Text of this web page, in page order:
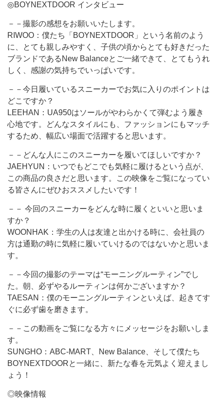
◎BOYNEXTDOOR インタビュー
－－撮影の感想をお願いいたします。
RIWOO：僕たち「BOYNEXTDOOR」という名前のよう
に、とても親しみやすく、子供の頃からとても好きだった
ブランドであるNew Balanceとご一緒できて、とてもうれ
しく、感謝の気持ちでいっぱいです。
－－今日履いているスニーカーでお気に入りのポイントは
どこですか？
LEEHAN：UA950はソールがやわらかくて弾むよう履き
心地です。どんなスタイルにも、ファッションにもマッチ
するため、幅広い場面で活躍すると思います。
－－どんな人にこのスニーカーを履いてほしいですか？
JAEHYUN：いつでもどこでも気軽に履けるという点が、
この商品の良さだと思います。この映像をご覧になってい
る皆さんにぜひおススメしたいです！
－－ 今回のスニーカーをどんな時に履くといいと思いま
すか？
WOONHAK：学生の人は友達と出かける時に、会社員の
方は通勤の時に気軽に履いていけるのではないかと思いま
す。
－－今回の撮影のテーマは“モーニングルーティン”でし
た。朝、必ずやるルーティンは何かございますか？
TAESAN：僕のモーニングルーティンといえば、起きてす
ぐに必ず歯を磨きます。
－－この動画をご覧になる方々にメッセージをお願いしま
す。
SUNGHO：ABC-MART、New Balance、そして僕たち
BOYNEXTDOORと一緒に、新たな春を元気よく迎えまし
ょう！
◎映像情報